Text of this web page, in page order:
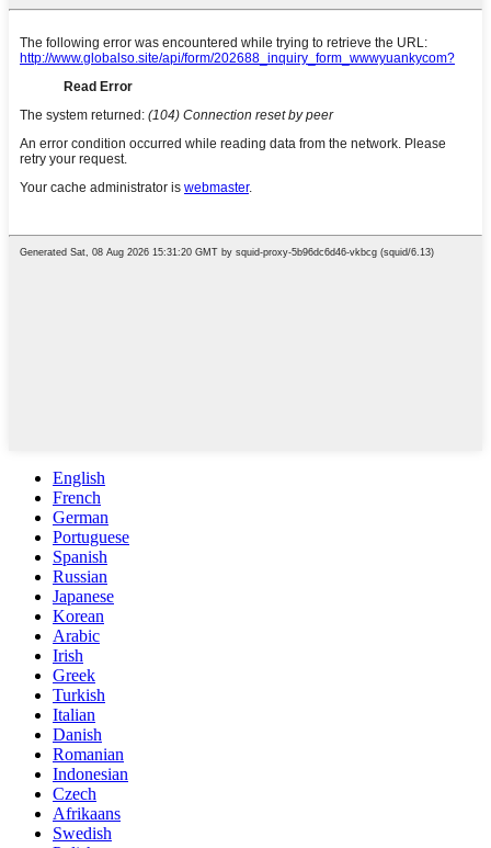
English
French
German
Portuguese
Spanish
Russian
Japanese
Korean
Arabic
Irish
Greek
Turkish
Italian
Danish
Romanian
Indonesian
Czech
Afrikaans
Swedish